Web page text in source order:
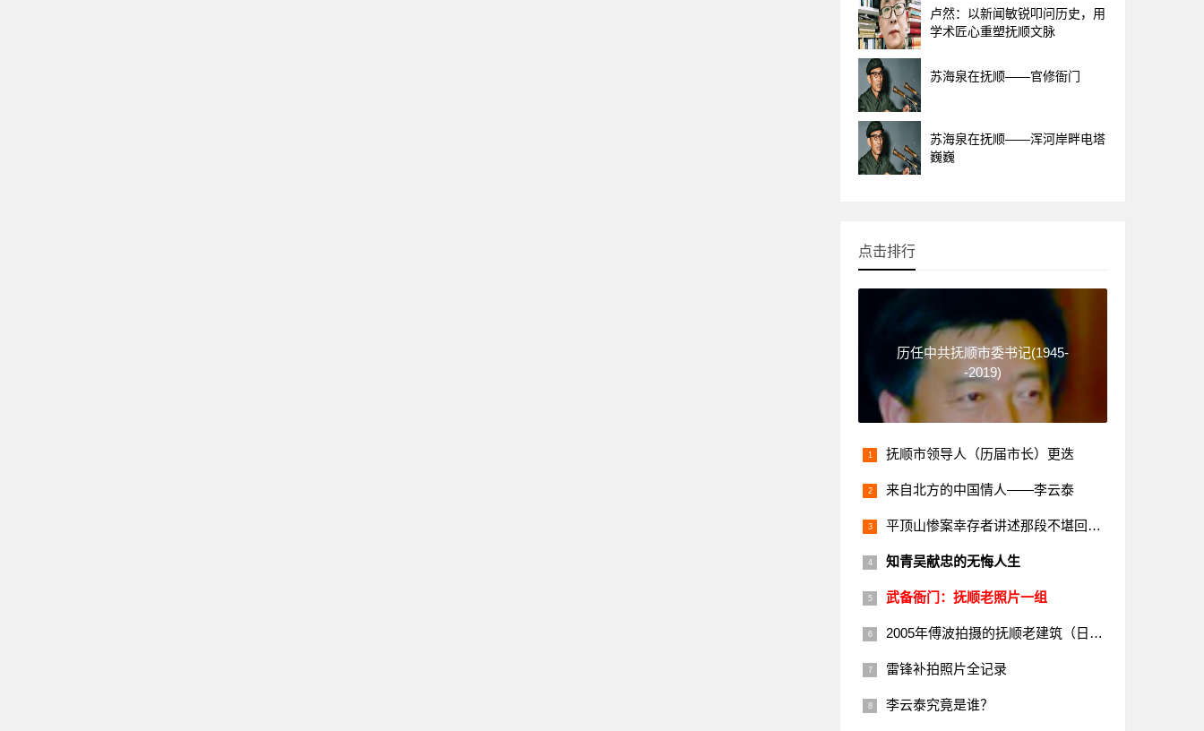
卢然：以新闻敏锐叩问历史，用
学术匠心重塑抚顺文脉
苏海泉在抚顺——官修衙门
苏海泉在抚顺——浑河岸畔电塔
巍巍
点击排行
历任中共抚顺市委书记(1945-
-2019)
抚顺市领导人（历届市长）更迭
来自北方的中国情人——李云泰
平顶山惨案幸存者讲述那段不堪回首的历史
知青吴献忠的无悔人生
武备衙门：抚顺老照片一组
2005年傅波拍摄的抚顺老建筑（日本楼）
雷锋补拍照片全记录
李云泰究竟是谁？